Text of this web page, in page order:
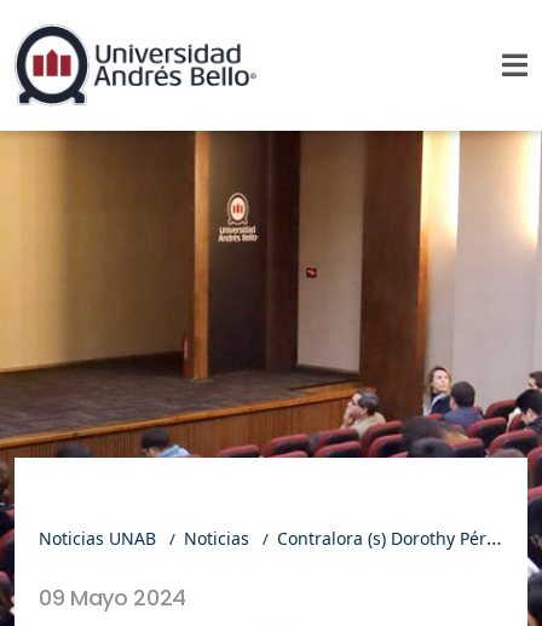
Noticias UNAB Noticias Contralora (s) Dorothy Pérez dio inicio a segundo ciclo de “Testimonio Público”
09 Mayo 2024